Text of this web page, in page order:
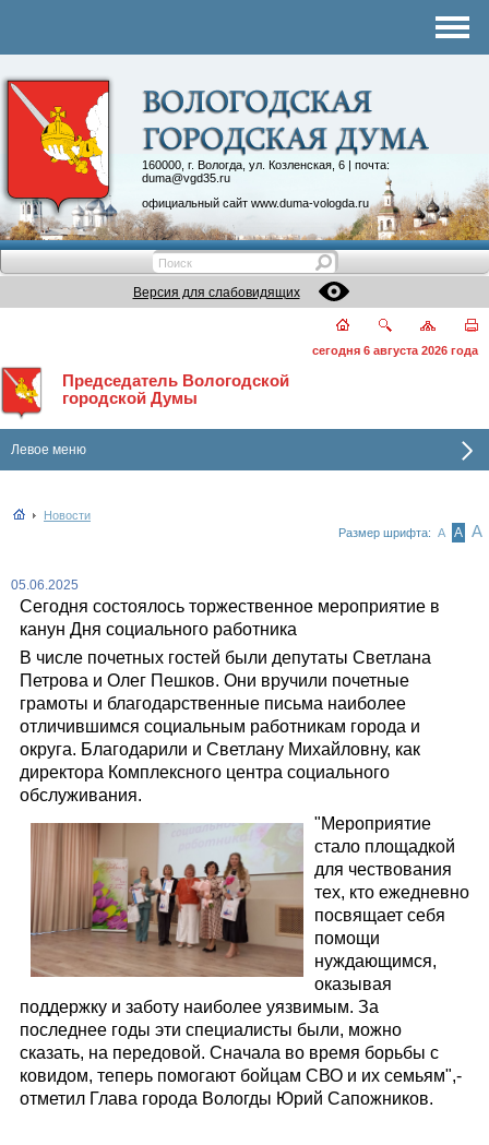
160000, г. Вологда, ул. Козленская, 6 | почта:
duma@vgd35.ru
официальный сайт www.duma-vologda.ru
Контакты
Депутатские объединения
Версия для слабовидящих
сегодня 6 августа 2026 года
Председатель Вологодской
городской Думы
Левое меню
Новости
Размер шрифта: А А А
05.06.2025
Сегодня состоялось торжественное мероприятие в
канун Дня социального работника
В числе почетных гостей были депутаты Светлана
Петрова и Олег Пешков. Они вручили почетные
грамоты и благодарственные письма наиболее
отличившимся социальным работникам города и
округа. Благодарили и Светлану Михайловну, как
директора Комплексного центра социального
обслуживания.
"Мероприятие
стало площадкой
для чествования
тех, кто ежедневно
посвящает себя
помощи
нуждающимся,
оказывая
поддержку и заботу наиболее уязвимым. За
последнее годы эти специалисты были, можно
сказать, на передовой. Сначала во время борьбы с
ковидом, теперь помогают бойцам СВО и их семьям",-
отметил Глава города Вологды Юрий Сапожников.